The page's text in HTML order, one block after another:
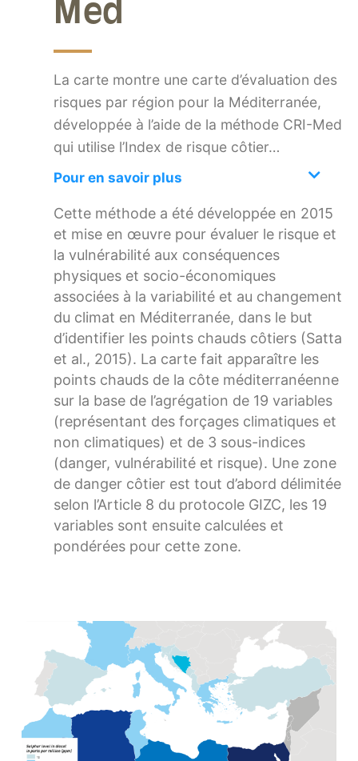
Med
La carte montre une carte d’évaluation des
risques par région pour la Méditerranée,
développée à l’aide de la méthode CRI-Med
qui utilise l’Index de risque côtier…
Pour en savoir plus
Cette méthode a été développée en 2015
et mise en œuvre pour évaluer le risque et
la vulnérabilité aux conséquences
physiques et socio-économiques
associées à la variabilité et au changement
du climat en Méditerranée, dans le but
d’identifier les points chauds côtiers (Satta
et al., 2015). La carte fait apparaître les
points chauds de la côte méditerranéenne
sur la base de l’agrégation de 19 variables
(représentant des forçages climatiques et
non climatiques) et de 3 sous-indices
(danger, vulnérabilité et risque). Une zone
de danger côtier est tout d’abord délimitée
selon l’Article 8 du protocole GIZC, les 19
variables sont ensuite calculées et
pondérées pour cette zone.